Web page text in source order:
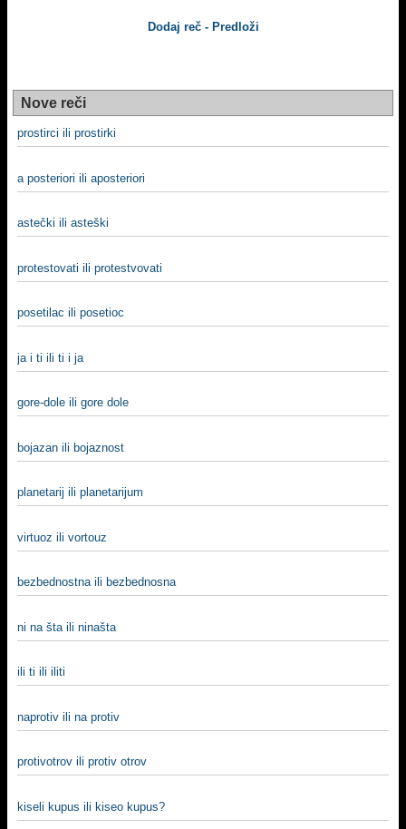
Dodaj reč - Predloži
Nove reči
prostirci ili prostirki
a posteriori ili aposteriori
astečki ili asteški
protestovati ili protestvovati
posetilac ili posetioc
ja i ti ili ti i ja
gore-dole ili gore dole
bojazan ili bojaznost
planetarij ili planetarijum
virtuoz ili vortouz
bezbednostna ili bezbednosna
ni na šta ili ninašta
ili ti ili iliti
naprotiv ili na protiv
protivotrov ili protiv otrov
kiseli kupus ili kiseo kupus?